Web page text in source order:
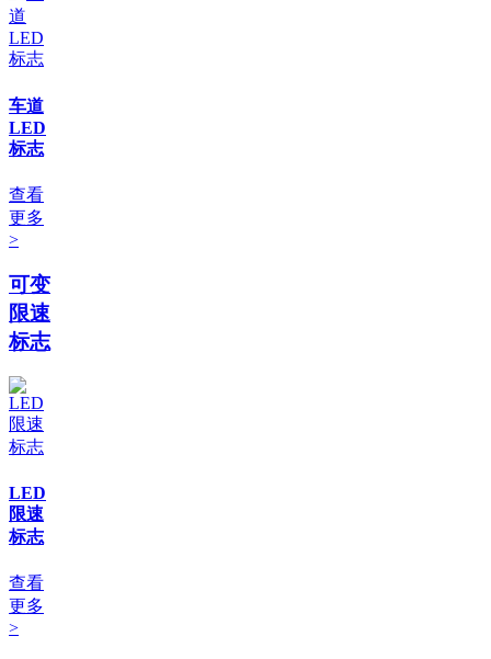
车道
LED
标志
查看
更多
>
可变
限速
标志
LED
限速
标志
查看
更多
>